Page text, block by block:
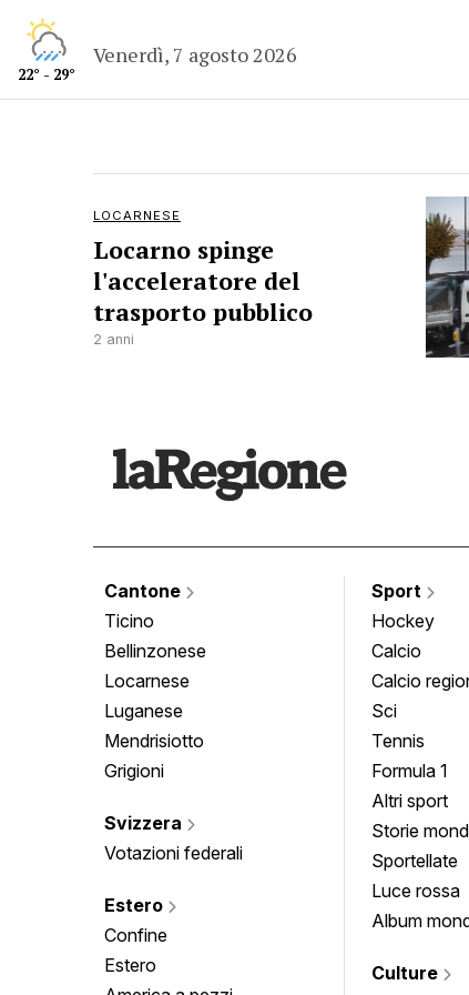
22° - 29°
Venerdì, 7 agosto 2026
LOCARNESE
Locarno spinge
l'acceleratore del
trasporto pubblico
2 anni
Cantone
Ticino
Bellinzonese
Locarnese
Luganese
Mendrisiotto
Grigioni
Svizzera
Votazioni federali
Estero
Confine
Estero
Sport
Hockey
Calcio
Calcio
Sci
Tennis
Formula 1
Altri sport
Storie
Sportellate
Luce rossa
Album
Culture